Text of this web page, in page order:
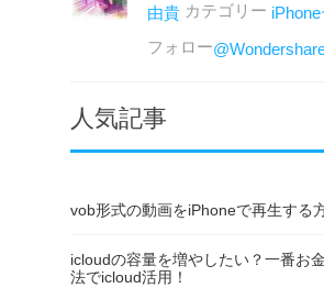
由貴 カテゴリー
フォロー
人気記事
vob形式の動画をiPhoneで再生する
icloudの容量を増やしたい？一番お
法でicloud活用！